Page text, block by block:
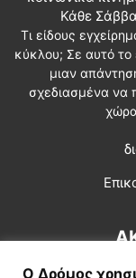
Κάθε
Τι είδους
κύκλου; Σε αυτό
μιαν
σχεδιασμένα να
Ο Δρόμος